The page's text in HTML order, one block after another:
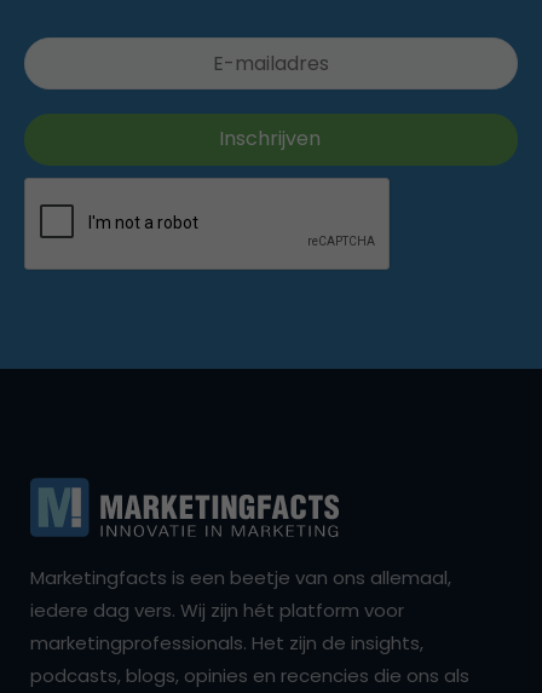
Marketingfacts is een beetje van ons allemaal,
iedere dag vers. Wij zijn hét platform voor
marketingprofessionals. Het zijn de insights,
podcasts, blogs, opinies en recencies die ons als